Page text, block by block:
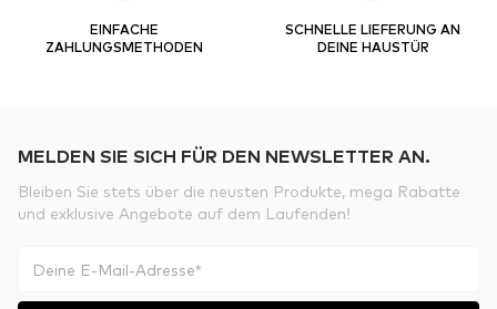
EINFACHE
ZAHLUNGSMETHODEN
SCHNELLE LIEFERUNG AN
DEINE HAUSTÜR
MELDEN SIE SICH FÜR DEN NEWSLETTER AN.
Bleiben Sie stets über die neusten Produkte, mega Rabatte
und exklusive Angebote auf dem Laufenden!